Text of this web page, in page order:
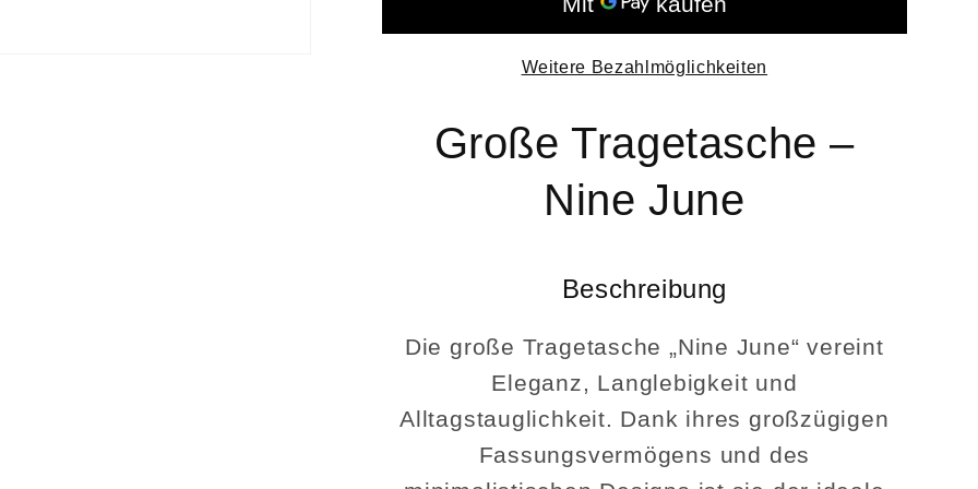
recycelter
Swiss
Made
recycelter
Plane
Swiss
Made
Weitere Bezahlmöglichkeiten
Große Tragetasche –
Nine June
Beschreibung
Die große Tragetasche „Nine June“ vereint
Eleganz, Langlebigkeit und
Alltagstauglichkeit. Dank ihres großzügigen
Fassungsvermögens und des